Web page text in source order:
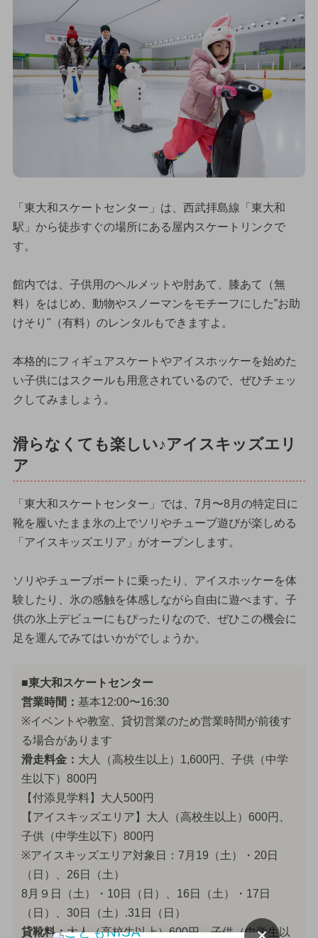
「東大和スケートセンター」は、西武拝島線「東大和
駅」から徒歩すぐの場所にある屋内スケートリンクで
す。
館内では、子供用のヘルメットや肘あて、膝あて（無
料）をはじめ、動物やスノーマンをモチーフにした”お助
けそり"（有料）のレンタルもできますよ。
本格的にフィギュアスケートやアイスホッケーを始めた
い子供にはスクールも用意されているので、ぜひチェッ
クしてみましょう。
滑らなくても楽しい♪アイスキッズエリ
ア
「東大和スケートセンター」では、7月〜8月の特定日に
靴を履いたまま氷の上でソリやチューブ遊びが楽しめる
「アイスキッズエリア」がオープンします。
ソリやチューブボートに乗ったり、アイスホッケーを体
験したり、氷の感触を体感しながら自由に遊べます。子
供の氷上デビューにもぴったりなので、ぜひこの機会に
足を運んでみてはいかがでしょうか。
■東大和スケートセンター
営業時間： 基本12:00〜16:30
※イベントや教室、貸切営業のため営業時間が前後す
る場合があります
滑走料金： 大人（高校生以上）1,600円、子供（中学
生以下）800円
【付添見学料】大人500円
【アイスキッズエリア】大人（高校生以上）600円、
子供（中学生以下）800円
※アイスキッズエリア対象日：7月19（土）・20日
（日）、26日（土）
8月９日（土）・10日（日）、16日（土）・17日
（日）、30日（土）.31日（日）
貸靴料：大人（高校生以上）600円、子供（中学生以